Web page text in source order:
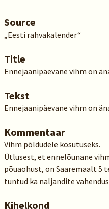
Source
„Eesti rahvakalender“
Title
Ennejaanipäevane vihm on
Tekst
Ennejaanipäevane vihm on
Kommentaar
Vihm põldudele kosutuseks.
Ütlusest, et ennelõunane
põuaohust, on Saaremaalt 5
tuntud ka naljandite
Kihelkond